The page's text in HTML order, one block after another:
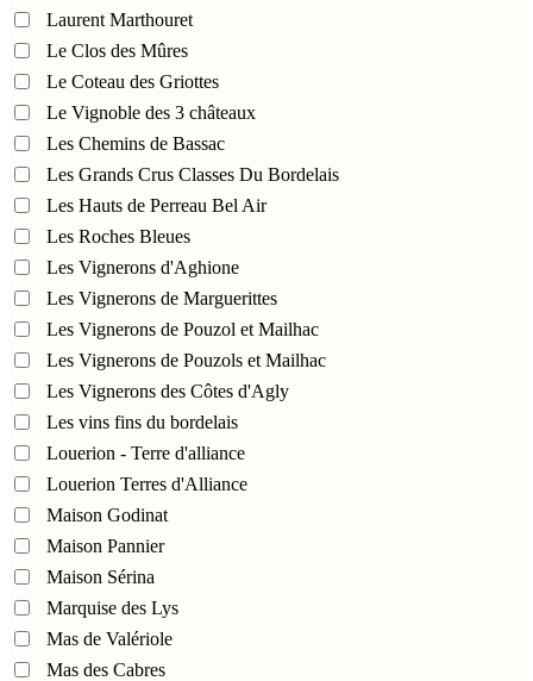
Laurent Marthouret
Le Clos des Mûres
Le Coteau des Griottes
Le Vignoble des 3 châteaux
Les Chemins de Bassac
Les Grands Crus Classes Du Bordelais
Les Hauts de Perreau Bel Air
Les Roches Bleues
Les Vignerons d'Aghione
Les Vignerons de Marguerittes
Les Vignerons de Pouzol et Mailhac
Les Vignerons de Pouzols et Mailhac
Les Vignerons des Côtes d'Agly
Les vins fins du bordelais
Louerion - Terre d'alliance
Louerion Terres d'Alliance
Maison Godinat
Maison Pannier
Maison Sérina
Marquise des Lys
Mas de Valériole
Mas des Cabres